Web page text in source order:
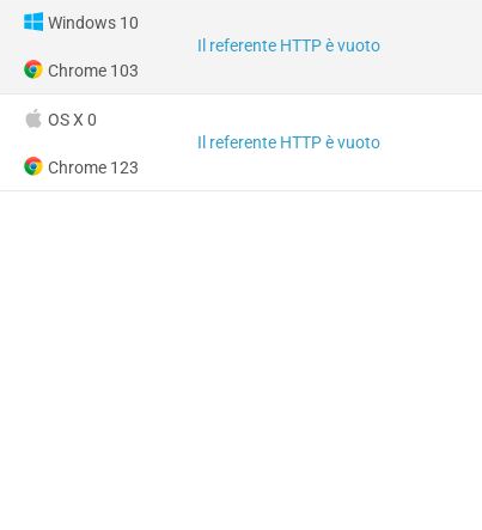
Windows 10
Chrome 103
Il referente HTTP è vuoto
OS X 0
Chrome 123
Il referente HTTP è vuoto